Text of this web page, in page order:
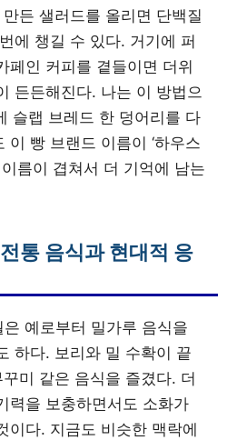
든 샐러드를 올리면 단백질
에 챙길 수 있다. 거기에 퍼
페인 커피를 곁들이면 더위
든든해진다. 나는 이 방법으
슬랩 브레드 한 덩어리를 다
이 빵 브랜드 이름이 ‘하우스
름이 겹쳐서 더 기억에 남는
통 음식과 현대적 응
예로부터 밀가루 음식을
하다. 보리와 밀 수확이 끝
미 같은 음식을 즐겼다. 더
력을 보충하면서도 소화가
이다. 지금도 비슷한 맥락에